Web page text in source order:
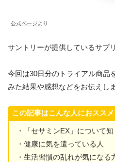
公式ページ より
サントリーが提供しているサプ
今回は30日分のトライアル商品
みた結果や感想などをお伝えしま
この記事はこんな人におススメ
・「セサミンEX」について知
・健康に気を遣っている人
・生活習慣の乱れが気になる